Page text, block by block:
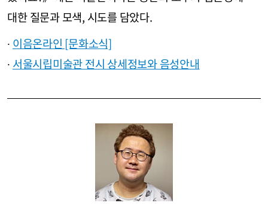
대한 질문과 모색, 시도를 담았다.
∙ 이음온라인 [문화소식]
∙ 서울시립미술관 전시 상세정보와 음성안내